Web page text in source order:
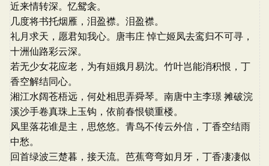
近来情转深。忆鸳衾。
几度将书托烟雁，泪盈襟。泪盈襟。
礼月求天，愿君知我心。唐韦庄 悼亡姬凤去鸾归不可寻，
十洲仙路彩云深。
若无少女花应老，为有姮娥月易沈。竹叶岂能消积恨，丁
香空解结同心。
湘江水阔苍梧远，何处相思弄舜琴。南唐中主李璟 摊破浣
溪沙手卷真珠上玉钩，依前春恨锁重楼。
风里落花谁是主，思悠悠。青鸟不传云外信，丁香空结雨
中愁。
回首绿波三楚暮，接天流。芭蕉弯弯如月牙，丁香凄凄似